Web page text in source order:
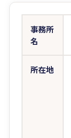
事務所
名
所在地